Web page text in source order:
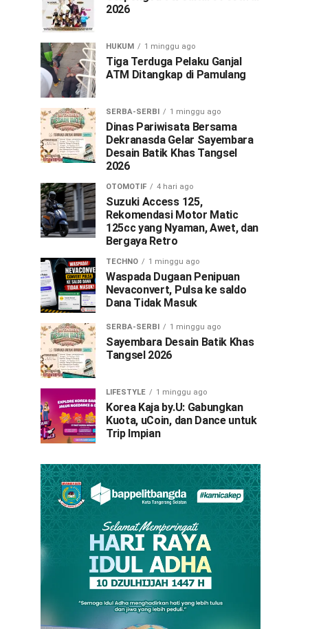
2026
HUKUM 1 minggu ago
Tiga Terduga Pelaku Ganjal
ATM Ditangkap di Pamulang
SERBA-SERBI 1 minggu ago
Dinas Pariwisata Bersama
Dekranasda Gelar Sayembara
Desain Batik Khas Tangsel
2026
OTOMOTIF 4 hari ago
Suzuki Access 125,
Rekomendasi Motor Matic
125cc yang Nyaman, Awet, dan
Bergaya Retro
TECHNO 1 minggu ago
Waspada Dugaan Penipuan
Nevaconvert, Pulsa ke saldo
Dana Tidak Masuk
SERBA-SERBI 1 minggu ago
Sayembara Desain Batik Khas
Tangsel 2026
LIFESTYLE 1 minggu ago
Korea Kaja by.U: Gabungkan
Kuota, uCoin, dan Dance untuk
Trip Impian